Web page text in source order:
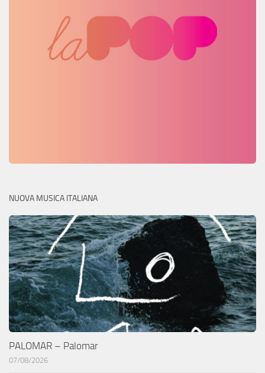
NUOVA MUSICA ITALIANA
PALOMAR – Palomar
07/08/2026